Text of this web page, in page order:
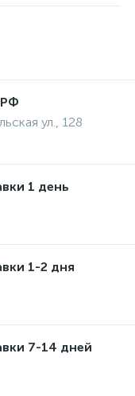
ул., 128
1 день
1-2 дня
7-14 дней